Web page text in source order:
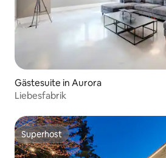
Gästesuite in Aurora
Liebesfabrik
Superhost
Superhost